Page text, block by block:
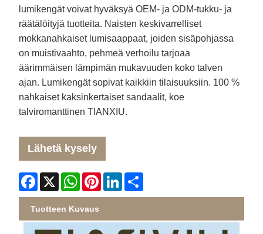
lumikengät voivat hyväksyä OEM- ja ODM-tukku- ja
räätälöityjä tuotteita. Naisten keskivarrelliset
mokkanahkaiset lumisaappaat, joiden sisäpohjassa
on muistivaahto, pehmeä verhoilu tarjoaa
äärimmäisen lämpimän mukavuuden koko talven
ajan. Lumikengät sopivat kaikkiin tilaisuuksiin. 100 %
nahkaiset kaksinkertaiset sandaalit, koe
talviromanttinen TIANXIU.
Lähetä kysely
Facebook
X WhatsApp
PinterestLinkedIn
Tuotteen Kuvaus